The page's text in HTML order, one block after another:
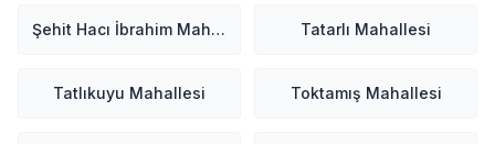
Şehit Hacı İbrahim Mahallesi Tatarlı Mahallesi
Tatlıkuyu Mahallesi Toktamış Mahallesi